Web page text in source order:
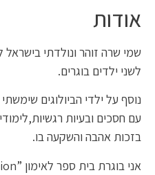
אודות
שמי שרה זוהר ונולדתי בישראל
לשני ילדים בוגרים.
נוסף על ילדי הביולוגים
עם חסכים ובעיות
בזכות אהבה והשקעה בו.